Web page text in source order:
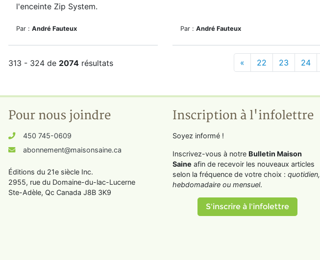
l'enceinte Zip System.
Par : André Fauteux Par : André Fauteux
313 - 324 de 2074 résultats « 22 23 24
Pour nous joindre
450 745-0609
abonnement@maisonsaine.ca
Éditions du 21e siècle Inc.
2955, rue du Domaine-du-lac-Lucerne
Ste-Adèle, Qc Canada J8B 3K9
Inscription à l'infolettre
Soyez informé !
Inscrivez-vous à notre Bulletin Maison
Saine afin de recevoir les nouveaux articles
selon la fréquence de votre choix : quotidien,
hebdomadaire ou mensuel.
S'inscrire à l'infolettre